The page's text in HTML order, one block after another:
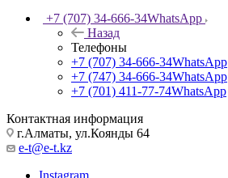
+7 (707) 34-666-34WhatsApp
Назад
Телефоны
+7 (707) 34-666-34WhatsApp
+7 (747) 34-666-34WhatsApp
+7 (701) 411-77-74WhatsApp
Контактная информация
г.Алматы, ул.Коянды 64
e-t@e-t.kz
Instagram